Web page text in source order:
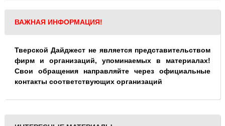
ВАЖНАЯ ИНФОРМАЦИЯ!
Тверской Дайджест не является представительством
фирм и организаций, упоминаемых в материалах!
Свои обращения направляйте через официальные
контакты соответствующих организаций